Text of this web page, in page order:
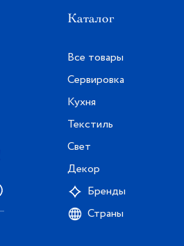
Каталог
Все товары
Сервировка
Кухня
Текстиль
Свет
Декор
Бренды
Страны